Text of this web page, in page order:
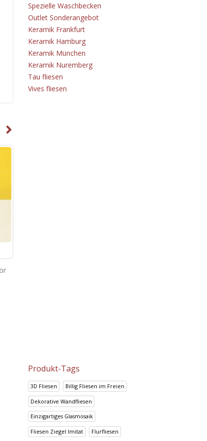
Spezielle Waschbecken
Outlet Sonderangebot
Keramik Frankfurt
Keramik Hamburg
Keramik München
Keramik Nuremberg
Tau fliesen
Vives fliesen
Produkt-Tags
3D Fliesen Billig Fliesen im Freien
Dekorative Wandfliesen
Einzigartiges Glasmosaik
Fliesen Ziegel Imitat Flurfliesen